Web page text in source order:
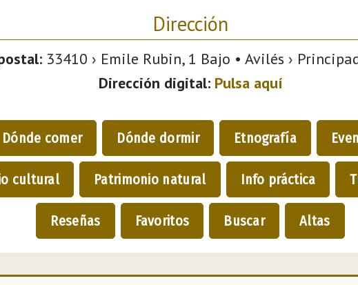
Dirección
33410 › Emile Rubin, 1 Bajo • Avilés ›
Dirección digital: Pulsa aquí
Dónde comer Dónde dormir Etnografía
cultural Patrimonio natural Info práctica
Reseñas Favoritos Buscar Altas